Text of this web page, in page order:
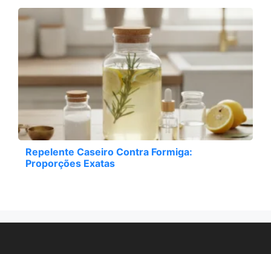
Repelente Caseiro Contra Formiga:
Proporções Exatas